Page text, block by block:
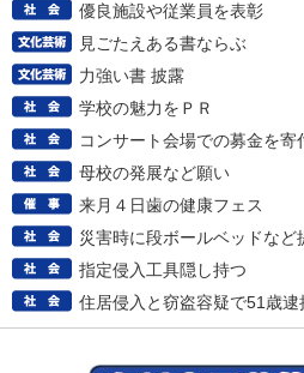
優良施設や従業員を表彰
見ごたえある書ならぶ
力強い書 披露
学校の魅力をＰＲ
コンサート会場での募金を寄
母校の発展など願い
来月４日歯の健康フェス
災害時に段ボールベッドなど
指定侵入工具隠し持つ
住居侵入と窃盗容疑で51歳逮